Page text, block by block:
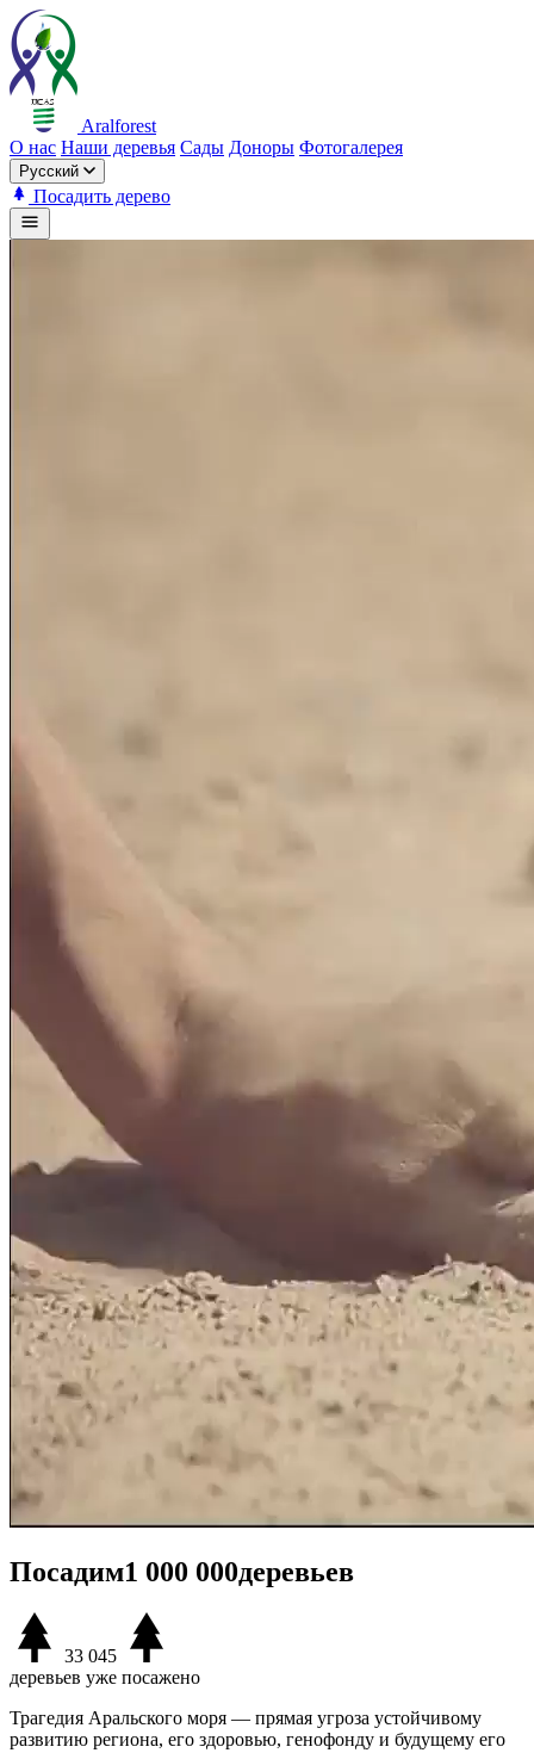
Aralforest
О нас Наши деревья Сады Доноры Фотогалерея
Русский
Посадить дерево
Посадим1 000 000деревьев
33 045
деревьев уже посажено
Трагедия Аральского моря — прямая угроза устойчивому
развитию региона, его здоровью, генофонду и будущему его